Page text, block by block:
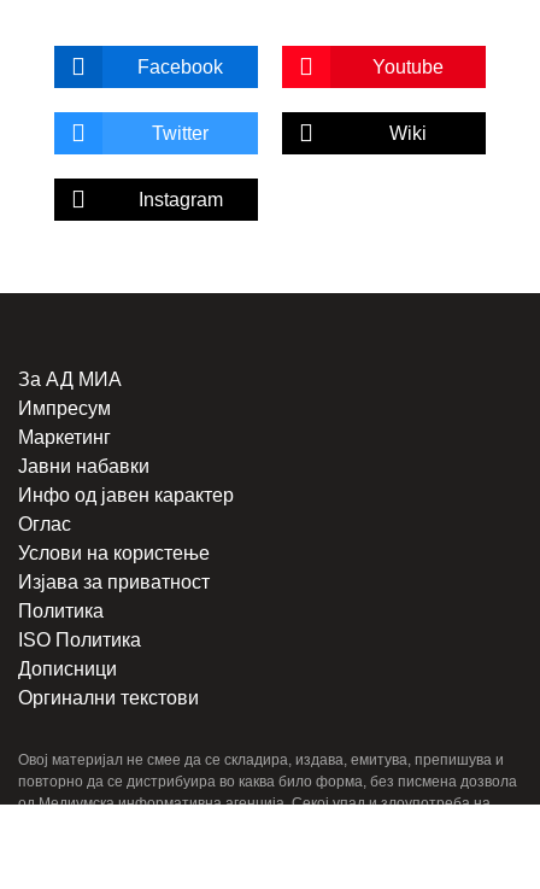
Facebook Youtube
Twitter Wiki
Instagram
За АД МИА
Импресум
Маркетинг
Јавни набавки
Инфо од јавен карактер
Оглас
Услови на користење
Изјава за приватност
Политика
ISO Политика
Дописници
Оргинални текстови
Овој материјал не смее да се складира, издава, емитува, препишува и
повторно да се дистрибуира во каква било форма, без писмена дозвола
од Медиумска информативна агенција. Секој упад и злоупотреба на